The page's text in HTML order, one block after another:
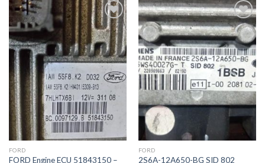
İstek
Listeme
Ekle
FORD
FORD Engine ECU 51843150 –
İstek
Listeme
Ekle
FORD
2S6A-12A650-BG SID 802